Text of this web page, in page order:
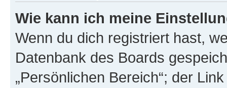
Wie kann ich meine
Wenn du dich registriert hast,
Datenbank des Boards
„Persönlichen Bereich“; der